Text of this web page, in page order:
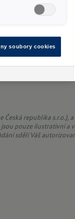
republika s.r.o.),
pouze ilustrativní a
sdělí Váš
soubory cookies